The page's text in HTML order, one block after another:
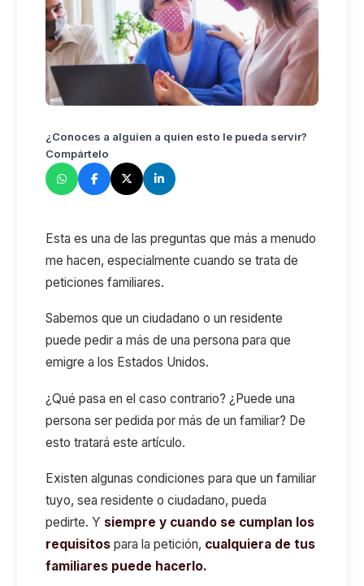
¿Conoces a alguien a quien esto le pueda servir?
Compártelo
Esta es una de las preguntas que más a menudo
me hacen, especialmente cuando se trata de
peticiones familiares.
Sabemos que un ciudadano o un residente
puede pedir a más de una persona para que
emigre a los Estados Unidos.
¿Qué pasa en el caso contrario? ¿Puede una
persona ser pedida por más de un familiar? De
esto tratará este artículo.
Existen algunas condiciones para que un familiar
tuyo, sea residente o ciudadano, pueda
pedirte. Y siempre y cuando se cumplan los
requisitos para la petición, cualquiera de tus
familiares puede hacerlo.